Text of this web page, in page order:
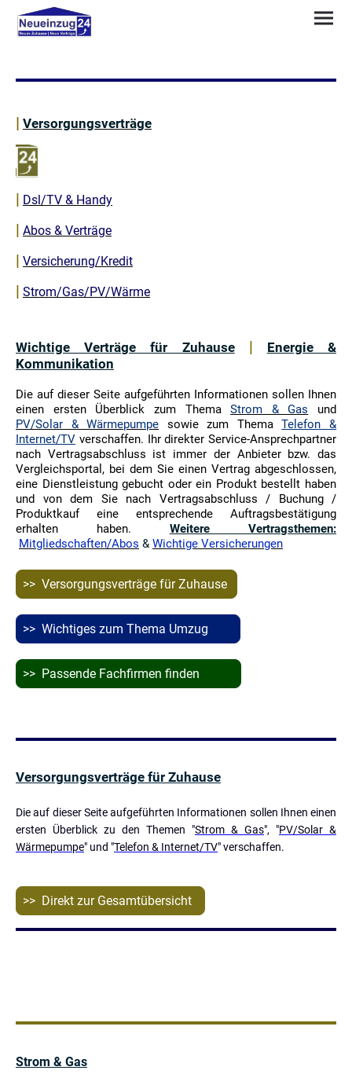
| Versorgungsverträge
| Dsl/TV & Handy
| Abos & Verträge
| Versicherung/Kredit
| Strom/Gas/PV/Wärme
Wichtige Verträge für Zuhause |
Energie &
Kommunikation
Die auf dieser Seite aufgeführten Informationen sollen Ihnen
einen ersten Überblick zum ThemaStrom & Gas und
PV/Solar & Wärmepumpe sowie zum ThemaTelefon &
Internet/TV verschaffen. Ihr direkter Service-Ansprechpartner
nach Vertragsabschluss ist immer der Anbieter bzw. das
Vergleichsportal, bei dem Sie einen Vertrag abgeschlossen,
eine Dienstleistung gebucht oder ein Produkt bestellt haben
und von dem Sie nach Vertragsabschluss / Buchung /
Produktkauf eine entsprechende Auftragsbestätigung
erhalten haben.
Weitere Vertragsthemen:
Mitgliedschaften/Abos & Wichtige Versicherungen
>> Versorgungsverträge für Zuhause
>> Wichtiges zum Thema Umzug
>> Passende Fachfirmen finden
Versorgungsverträge für Zuhause
Die auf dieser Seite aufgeführten Informationen sollen Ihnen einen
ersten Überblick zu den Themen "Strom & Gas", "PV/Solar &
Wärmepumpe" und "Telefon & Internet/TV" verschaffen.
>> Direkt zur Gesamtübersicht
Strom & Gas